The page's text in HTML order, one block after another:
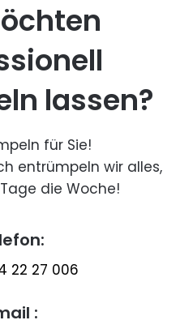
lassen?
für Sie!
entrümpeln wir alles,
die Woche!
22 27 006
: